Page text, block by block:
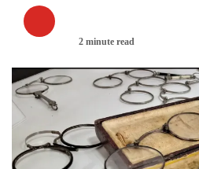
2 minute read